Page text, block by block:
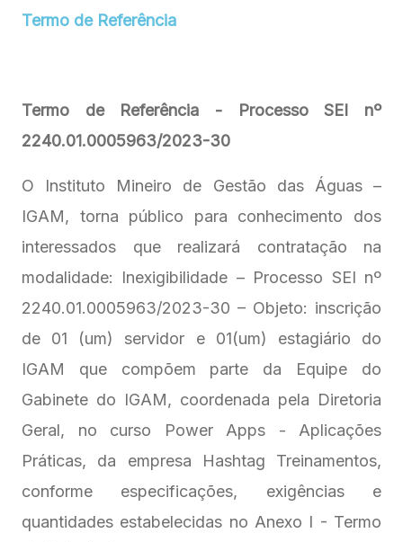
Termo de Referência
Termo de Referência - Processo SEI nº
2240.01.0005963/2023-30
O Instituto Mineiro de Gestão das Águas –
IGAM, torna público para conhecimento dos
interessados que realizará contratação na
modalidade: Inexigibilidade – Processo SEI nº
2240.01.0005963/2023-30 – Objeto: inscrição
de 01 (um) servidor e 01(um) estagiário do
IGAM que compõem parte da Equipe do
Gabinete do IGAM, coordenada pela Diretoria
Geral, no curso Power Apps - Aplicações
Práticas, da empresa Hashtag Treinamentos,
conforme especificações, exigências e
quantidades estabelecidas no Anexo I - Termo